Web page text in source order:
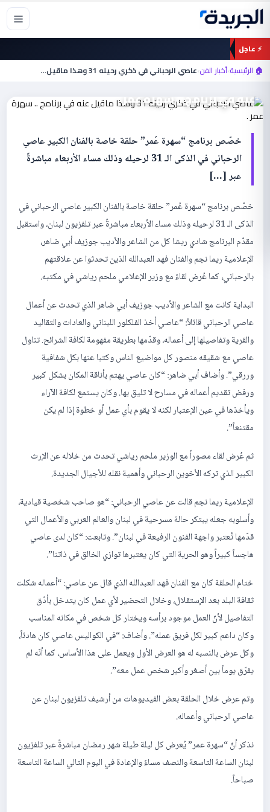
تخطي
المحتوى
⚡ عاجل
🏠 الرئيسية›أخبار الفن›عاصي الرحباني في ذكري رحيله 31 وهذا ماقيل…
أخبار الفن
عنه في برنامج .. سهرة عمر .
خصّص برنامج “سهرة عُمر” حلقة خاصة بالفنان الكبير عاصي
الرحباني في الذكى الـ 31 لرحيله وذلك مساء الأربعاء مباشرةً
عبر […]
خصّص برنامج “سهرة عُمر” حلقة خاصة بالفنان الكبير عاصي الرحباني في
الذكى الـ 31 لرحيله وذلك مساء الأربعاء مباشرةً عبر تلفزيون لبنان، واستقبل
مقدّم البرنامج شادي ريشا كل من الشاعر والأديب جوزيف أبي ضاهر،
الإعلامية ريما نجم والفنان فهد العبدالله الذين تحدثوا عن علاقتهم
بالرحباني، كما عُرض لقاءً مع وزير الإعلامي ملحم رياشي في مكتبه.
البداية كانت مع الشاعر والأديب جوزيف أبي ضاهر الذي تحدث عن أعمال
عاصي الرحباني قائلاً: “عاصي أخذ الفلكلور اللبناني والعادات والتقاليد
والقرية وتفاصيلها إلى أعماله، وقدّمها بطريقة مفهومة لكافة الشرائح. تناول
عاصي مع شقيقه منصور كل مواضيع الناس وكتبا عنها بكل شفافية
وررقي”. وأضاف أبي ضاهر: “كان عاصي يهتم بأناقة المكان بشكل كبير
ورفض تقديم أعماله في مسارح لا تليق بها. وكان يستمع لكافة الآراء
ويأخذها في عين الإعتبار لكنه لا يقوم بأي عمل أو خطوة إذا لم يكن
مقتنعاً”.
ثم عُرض لقاء مصوراً مع الوزير ملحم رياشي تحدث من خلاله عن الإرث
الكبير الذي تركه الأخوين الرحباني وأهمية نقله للأجيال الجديدة.
الإعلامية ريما نجم قالت عن عاصي الرحباني: “هو صاحب شخصية قيادية،
وأسلوبه جعله يبتكر حالة مسرحية في لبنان والعالم العربي والأعمال التي
قدّمها تُعتبر واجهة الفنون الرفيعة في لبنان”. وتابعت: “كان لدى عاصي
هاجساً كبيراً وهو الحرية التي كان يعتبرها توازي الخالق في ذاتنا”.
ختام الحلقة كان مع الفنان فهد العبدالله الذي قال عن عاصي: “أعماله شكلت
ثقافة البلد بعد الإستقلال، وخلال التحضير لأي عمل كان يتدخل بأدّق
التفاصيل لأنّ العمل موجود برأسه ويختار كل شخص في مكانه المناسب
وكان داعم كبير لكل فريق عمله”. وأضاف: “في الكواليس عاصي كان هادئاً،
وكل عرض بالنسبه له هو العرض الأول ويعمل على هذا الأساس، كما أنّه لم
يفرّق يوماً بين أصغر وأكبر شخص عمل معه”.
وتم عرض خلال الحلقة بعض الفيديوهات من أرشيف تلفزيون لبنان عن
عاصي الرحباني وأعماله.
نذكر أنّ “سهرة عمر” يُعرض كل ليلة طيلة شهر رمضان مباشرةً عبر تلفزيون
لبنان الساعة التاسعة والنصف مساءً والإعادة في اليوم التالي الساعة التاسعة
صباحاً.